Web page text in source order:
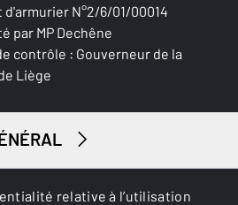
relative à l’utilisation
MAIN
d'armurier N°2/6/01/00014
par MP Dechêne
contrôle : Gouverneur de la
Liège